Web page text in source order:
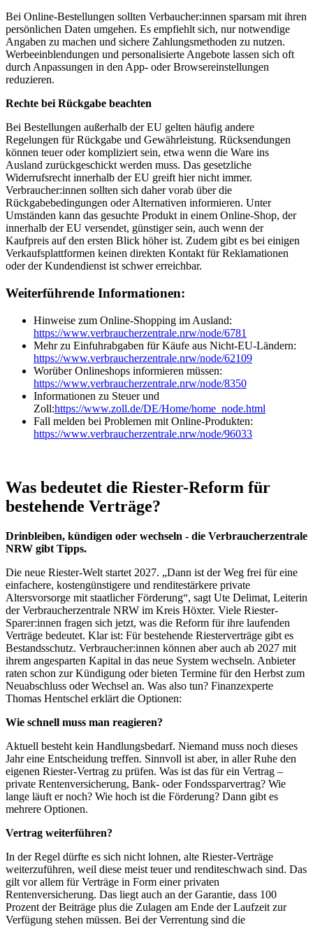
Bei Online-Bestellungen sollten Verbaucher:innen sparsam mit ihren
persönlichen Daten umgehen. Es empfiehlt sich, nur notwendige
Angaben zu machen und sichere Zahlungsmethoden zu nutzen.
Werbeeinblendungen und personalisierte Angebote lassen sich oft
durch Anpassungen in den App- oder Browsereinstellungen
reduzieren.
Rechte bei Rückgabe beachten
Bei Bestellungen außerhalb der EU gelten häufig andere
Regelungen für Rückgabe und Gewährleistung. Rücksendungen
können teuer oder kompliziert sein, etwa wenn die Ware ins
Ausland zurückgeschickt werden muss. Das gesetzliche
Widerrufsrecht innerhalb der EU greift hier nicht immer.
Verbraucher:innen sollten sich daher vorab über die
Rückgabebedingungen oder Alternativen informieren. Unter
Umständen kann das gesuchte Produkt in einem Online-Shop, der
innerhalb der EU versendet, günstiger sein, auch wenn der
Kaufpreis auf den ersten Blick höher ist. Zudem gibt es bei einigen
Verkaufsplattformen keinen direkten Kontakt für Reklamationen
oder der Kundendienst ist schwer erreichbar.
Weiterführende Informationen:
Hinweise zum Online-Shopping im Ausland:
https://www.verbraucherzentrale.nrw/node/6781
Mehr zu Einfuhrabgaben für Käufe aus Nicht-EU-Ländern:
https://www.verbraucherzentrale.nrw/node/62109
Worüber Onlineshops informieren müssen:
https://www.verbraucherzentrale.nrw/node/8350
Informationen zu Steuer und
Zoll:https://www.zoll.de/DE/Home/home_node.html
Fall melden bei Problemen mit Online-Produkten:
https://www.verbraucherzentrale.nrw/node/96033
Was bedeutet die Riester-Reform für
bestehende Verträge?
Drinbleiben, kündigen oder wechseln - die Verbraucherzentrale
NRW gibt Tipps.
Die neue Riester-Welt startet 2027. „Dann ist der Weg frei für eine
einfachere, kostengünstigere und renditestärkere private
Altersvorsorge mit staatlicher Förderung“, sagt Ute Delimat, Leiterin
der Verbraucherzentrale NRW im Kreis Höxter. Viele Riester-
Sparer:innen fragen sich jetzt, was die Reform für ihre laufenden
Verträge bedeutet. Klar ist: Für bestehende Riesterverträge gibt es
Bestandsschutz. Verbraucher:innen können aber auch ab 2027 mit
ihrem angesparten Kapital in das neue System wechseln. Anbieter
raten schon zur Kündigung oder bieten Termine für den Herbst zum
Neuabschluss oder Wechsel an. Was also tun? Finanzexperte
Thomas Hentschel erklärt die Optionen:
Wie schnell muss man reagieren?
Aktuell besteht kein Handlungsbedarf. Niemand muss noch dieses
Jahr eine Entscheidung treffen. Sinnvoll ist aber, in aller Ruhe den
eigenen Riester-Vertrag zu prüfen. Was ist das für ein Vertrag –
private Rentenversicherung, Bank- oder Fondssparvertrag? Wie
lange läuft er noch? Wie hoch ist die Förderung? Dann gibt es
mehrere Optionen.
Vertrag weiterführen?
In der Regel dürfte es sich nicht lohnen, alte Riester-Verträge
weiterzuführen, weil diese meist teuer und renditeschwach sind. Das
gilt vor allem für Verträge in Form einer privaten
Rentenversicherung. Das liegt auch an der Garantie, dass 100
Prozent der Beiträge plus die Zulagen am Ende der Laufzeit zur
Verfügung stehen müssen. Bei der Verrentung sind die